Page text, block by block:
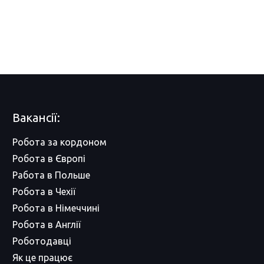
Вакансії:
Робота за кордоном
Робота в Європі
Работа в Польше
Робота в Чехії
Робота в Німеччині
Робота в Англії
Роботодавці
Як це працює